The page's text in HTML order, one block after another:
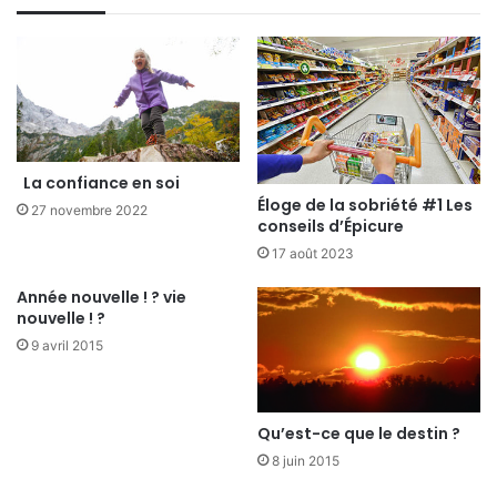
La confiance en soi
27 novembre 2022
Éloge de la sobriété #1 Les
conseils d’Épicure
17 août 2023
Année nouvelle ! ? vie
nouvelle ! ?
9 avril 2015
Qu’est-ce que le destin ?
8 juin 2015